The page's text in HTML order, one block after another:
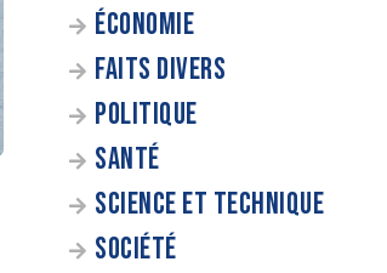
ÉCONOMIE
FAITS DIVERS
POLITIQUE
SANTÉ
SCIENCE ET TECHNIQUE
SOCIÉTÉ